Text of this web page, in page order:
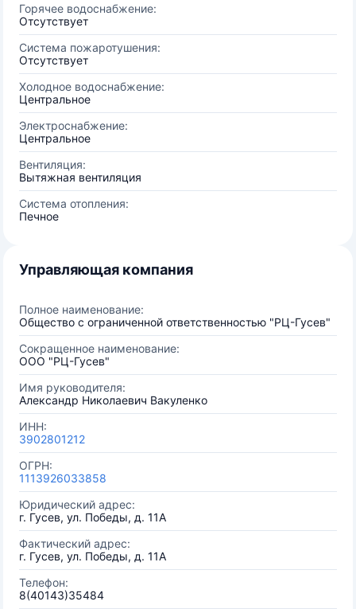
Горячее водоснабжение:
Отсутствует
Система пожаротушения:
Отсутствует
Холодное водоснабжение:
Центральное
Электроснабжение:
Центральное
Вентиляция:
Вытяжная вентиляция
Система отопления:
Печное
Управляющая компания
Полное наименование:
Общество с ограниченной ответственностью "РЦ-Гусев"
Сокращенное наименование:
ООО "РЦ-Гусев"
Имя руководителя:
Александр Николаевич Вакуленко
ИНН:
3902801212
ОГРН:
1113926033858
Юридический адрес:
г. Гусев, ул. Победы, д. 11А
Фактический адрес:
г. Гусев, ул. Победы, д. 11А
Телефон:
8(40143)35484